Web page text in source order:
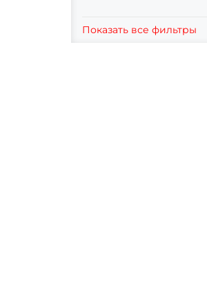
Показать все фильтры